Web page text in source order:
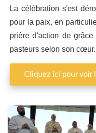
La célébration s'est
pour la paix, en
prière d'action de
pasteurs selon son cœur.
Cliquez ici pour